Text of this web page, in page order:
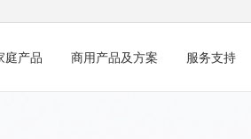
庭产品 商用产品及方案 服务支持